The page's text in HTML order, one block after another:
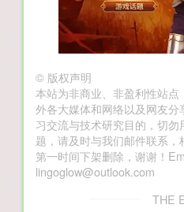
© 版权声明
本站为非商业、非盈利性站
外各大媒体和网络以及网友
习交流与技术研究目的，切
题，请及时与我们邮件联系
第一时间下架删除，谢谢！
lingoglow@outlook.com
THE